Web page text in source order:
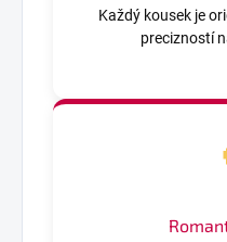
Každý kousek je
precizností